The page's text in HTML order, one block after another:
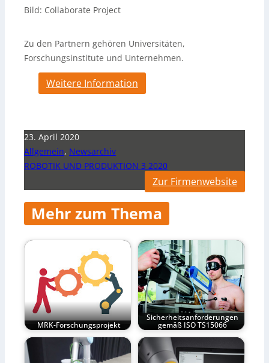
Bild: Collaborate Project
Zu den Partnern gehören Universitäten,
Forschungsinstitute und Unternehmen.
Weitere Information
23. April 2020
Allgemein, Newsarchiv
ROBOTIK UND PRODUKTION 3 2020
Zur Firmenwebsite
Mehr zum Thema
MRK-Forschungsprojekt
Sicherheitsanforderungen
gemäß ISO TS15066